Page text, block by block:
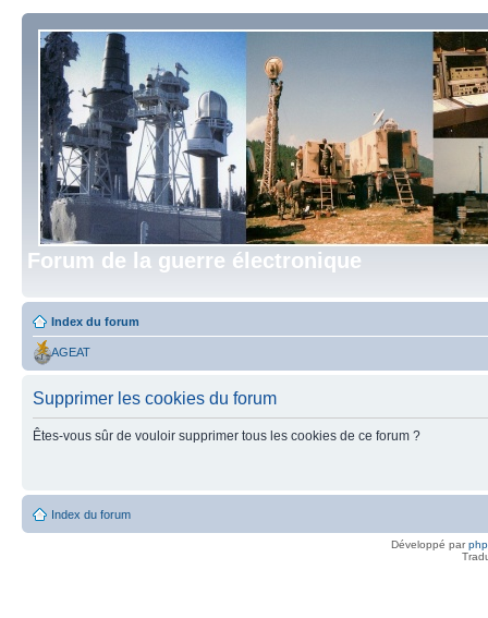
Forum de la guerre électronique
Index du forum
AGEAT
Supprimer les cookies du forum
Êtes-vous sûr de vouloir supprimer tous les cookies de ce forum ?
Index du forum
Développé par